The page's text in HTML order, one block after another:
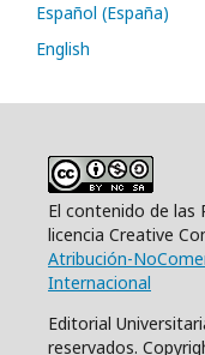
Español (España)
English
El contenido de las
licencia Creative
Atribución-
Internacional
Editorial
reservados.